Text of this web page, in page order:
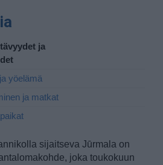
ja
yöelämä
ja matkat
sijaitseva Jūrmala on
joka toukokuun